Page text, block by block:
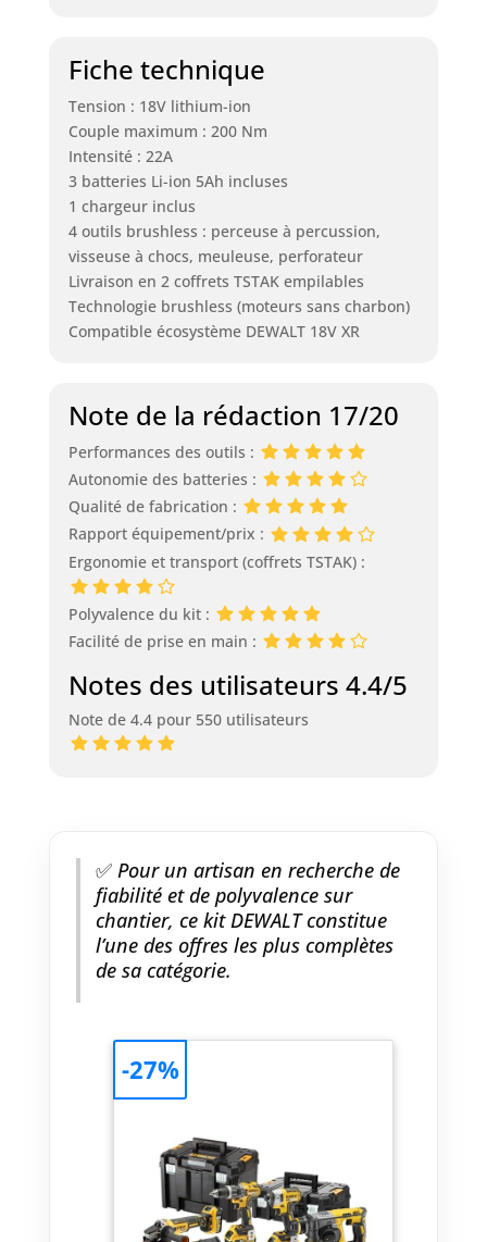
Fiche technique
Tension : 18V lithium-ion
Couple maximum : 200 Nm
Intensité : 22A
3 batteries Li-ion 5Ah incluses
1 chargeur inclus
4 outils brushless : perceuse à percussion,
visseuse à chocs, meuleuse, perforateur
Livraison en 2 coffrets TSTAK empilables
Technologie brushless (moteurs sans charbon)
Compatible écosystème DEWALT 18V XR
Note de la rédaction 17/20
Performances des outils :
Autonomie des batteries :
Qualité de fabrication :
Rapport équipement/prix :
Ergonomie et transport (coffrets TSTAK) :
Polyvalence du kit :
Facilité de prise en main :
Notes des utilisateurs 4.4/5
Note de 4.4 pour 550 utilisateurs
✅Pour un artisan en recherche de
fiabilité et de polyvalence sur
chantier, ce kit DEWALT constitue
l’une des offres les plus complètes
de sa catégorie.
-27%